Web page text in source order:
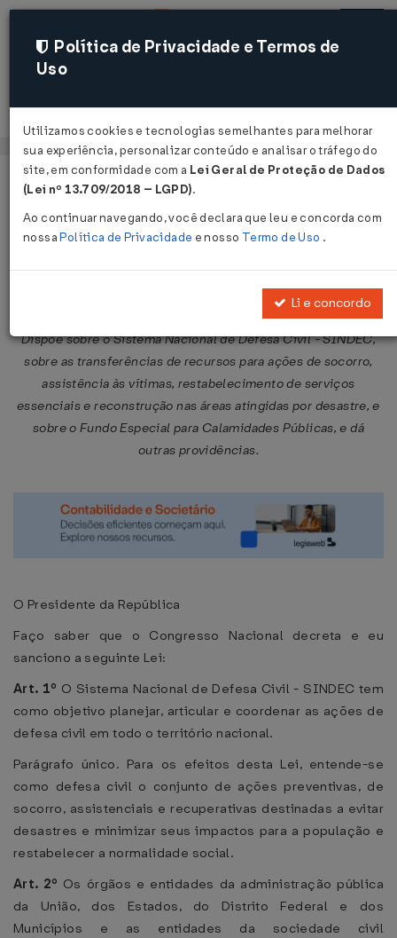
Acessar
Página Inicial Legislações
Lei Nº 12340 DE 01/12/2010
Publicado no DOU em 2 dez 2010
Dispõe sobre o Sistema Nacional de Defesa Civil - SINDEC,
sobre as transferências de recursos para ações de socorro,
assistência às vítimas, restabelecimento de serviços
essenciais e reconstrução nas áreas atingidas por desastre, e
sobre o Fundo Especial para Calamidades Públicas, e dá
outras providências.
O Presidente da República
Faço saber que o Congresso Nacional decreta e eu
sanciono a seguinte Lei:
Art. 1º O Sistema Nacional de Defesa Civil - SINDEC tem
como objetivo planejar, articular e coordenar as ações de
defesa civil em todo o território nacional.
Parágrafo único. Para os efeitos desta Lei, entende-se
como defesa civil o conjunto de ações preventivas, de
socorro, assistenciais e recuperativas destinadas a evitar
desastres e minimizar seus impactos para a população e
restabelecer a normalidade social.
Art. 2º Os órgãos e entidades da administração pública
da União, dos Estados, do Distrito Federal e dos
Municípios e as entidades da sociedade civil
Política de Privacidade e Termos de
Uso
Utilizamos cookies e tecnologias semelhantes para melhorar
sua experiência, personalizar conteúdo e analisar o tráfego do
site, em conformidade com a Lei Geral de Proteção de Dados
(Lei nº 13.709/2018 – LGPD).
Ao continuar navegando, você declara que leu e concorda com
nossaPolítica de Privacidade e nosso Termo de Uso .
Li e concordo